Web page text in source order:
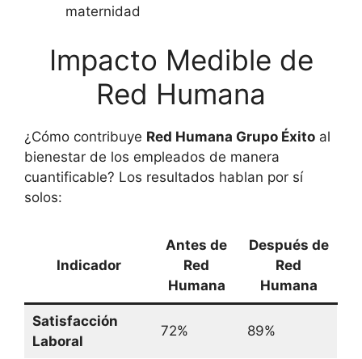
maternidad
Impacto Medible de
Red Humana
¿Cómo contribuye Red Humana Grupo Éxito al
bienestar de los empleados de manera
cuantificable? Los resultados hablan por sí
solos:
Indicador
Antes de
Red
Humana
Después de
Red
Humana
Satisfacción
Laboral
72% 89%